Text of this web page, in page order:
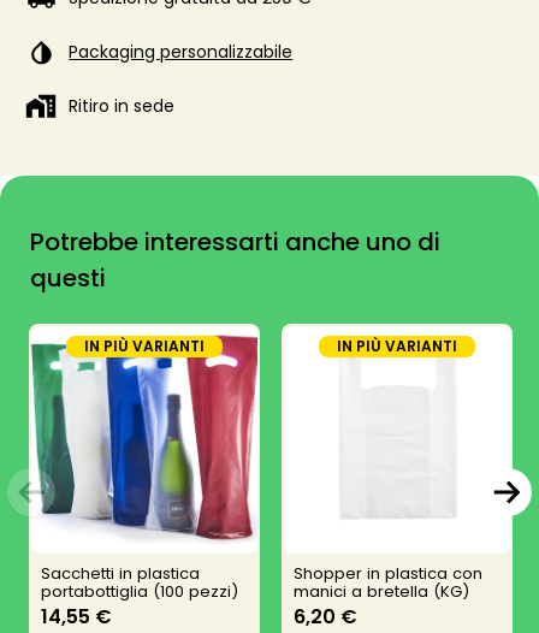
Packaging personalizzabile
Ritiro in sede
Potrebbe interessarti anche uno di
questi
IN PIÙ VARIANTI
Sacchetti in plastica
portabottiglia (100 pezzi)
14,55 €
IN PIÙ VARIANTI
Shopper in plastica con
manici a bretella (KG)
6,20 €